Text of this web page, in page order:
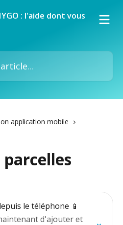
application mobile
parcelles
le téléphone 📱
d'ajouter et